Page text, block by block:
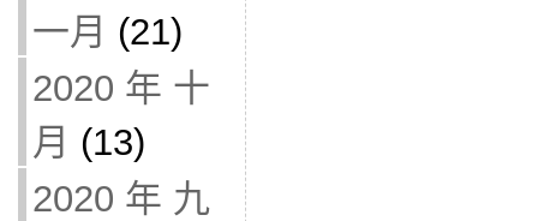
一月 (21)
2020 年 十
月 (13)
2020 年 九